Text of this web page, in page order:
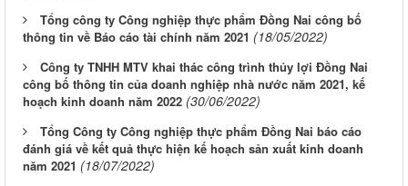
Tổng công ty Công nghiệp thực phẩm Đồng Nai công bố
thông tin về Báo cáo tài chính năm 2021 (18/05/2022)
Công ty TNHH MTV khai thác công trình thủy lợi Đồng Nai
công bố thông tin của doanh nghiệp nhà nước năm 2021, kế
hoạch kinh doanh năm 2022 (30/06/2022)
Tổng Công ty Công nghiệp thực phẩm Đồng Nai báo cáo
đánh giá về kết quả thực hiện kế hoạch sản xuất kinh doanh
năm 2021 (18/07/2022)